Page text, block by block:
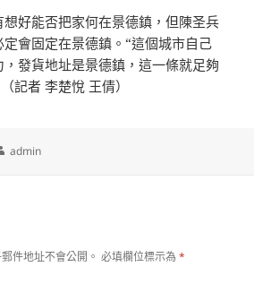
好能否把家何在景德鎮，但陳圣兵
會固定在景德鎮。“這個城市自己
發貨地址是景德鎮，這一條就足夠
記者 李楚悅 王倩）
作
admin
件地址不會公開。 必填欄位標示為*